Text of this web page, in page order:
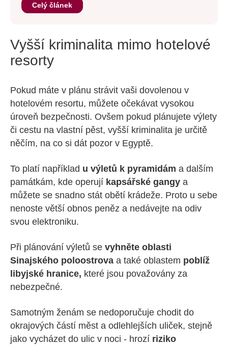
Celý článek
Vyšší kriminalita mimo hotelové
resorty
Pokud máte v plánu strávit vaši dovolenou v
hotelovém resortu, můžete očekávat vysokou
úroveň bezpečnosti. Ovšem pokud plánujete výlety
či cestu na vlastní pěst, vyšší kriminalita je určitě
něčím, na co si dát pozor v Egyptě.
To platí například u výletů k pyramidám a dalším
památkám, kde operují kapsářské gangy a
můžete se snadno stát obětí krádeže. Proto u sebe
nenoste větší obnos peněz a nedávejte na odiv
svou elektroniku.
Při plánování výletů se vyhněte oblasti
Sinajského poloostrova a také oblastem poblíž
libyjské hranice, které jsou považovány za
nebezpečné.
Samotným ženám se nedoporučuje chodit do
okrajových částí měst a odlehlejších uliček, stejně
jako vycházet do ulic v noci - hrozí riziko